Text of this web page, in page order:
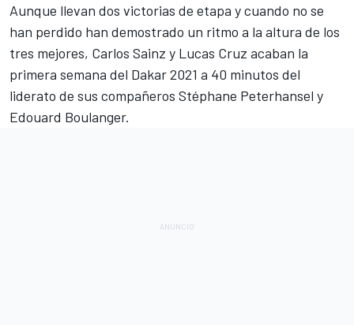
Aunque llevan dos victorias de etapa y cuando no se
han perdido han demostrado un ritmo a la altura de los
tres mejores, Carlos Sainz y Lucas Cruz acaban la
primera semana del Dakar 2021 a 40 minutos del
liderato de sus compañeros Stéphane Peterhansel y
Edouard Boulanger.